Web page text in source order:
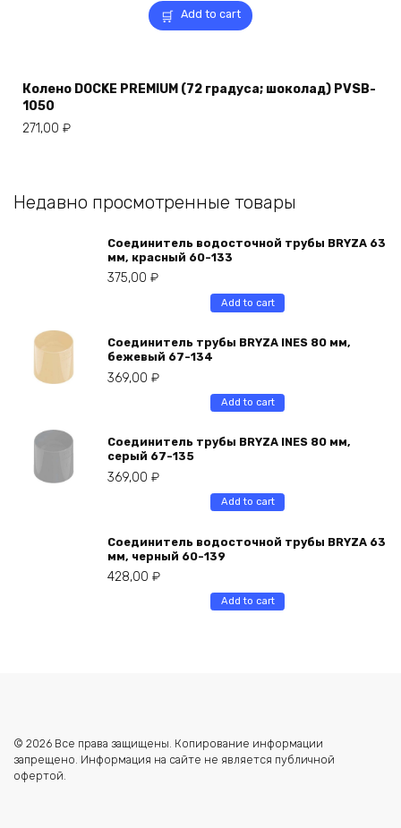
Add to cart
Колено DOCKE PREMIUM (72 градуса; шоколад) PVSB-
1050
271,00 ₽
Недавно просмотренные товары
Соединитель водосточной трубы BRYZA 63
мм, краcный 60-133
375,00 ₽
Add to cart
Соединитель трубы BRYZA INES 80 мм,
бежевый 67-134
369,00 ₽
Add to cart
Соединитель трубы BRYZA INES 80 мм,
серый 67-135
369,00 ₽
Add to cart
Соединитель водосточной трубы BRYZA 63
мм, черный 60-139
428,00 ₽
Add to cart
© 2026 Все права защищены. Копирование информации
запрещено. Информация на сайте не является публичной
офертой.